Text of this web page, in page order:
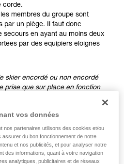
exemples de techniques
Il peut en exister d’autres
pas ici.
corde.
membres du groupe sont
par un piège. Il faut donc
secours en ayant au moins deux
par des équipiers éloignés
skier encordé ou non encordé
prise que sur place en fonction
que du cas où le choix est fait de
vos données
nos partenaires utilisons des cookies et/ou
assurer du bon fonctionnement de notre
et nos publicités, et pour analyser notre
des informations, quant à votre navigation
analytiques, publicitaires et de réseaux